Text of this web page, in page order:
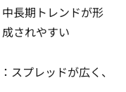
中長期トレンドが形
成されやすい
：スプレッドが広く、